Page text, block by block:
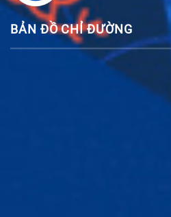
BẢN ĐỒ CHỈ ĐƯỜNG